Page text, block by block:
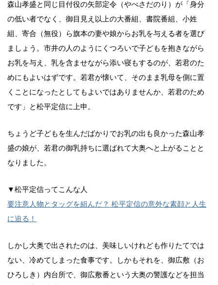
森山孝盛と同じ目付役の矢部定令（やべさだのり）が「身分
の低い者でなく、御目見え以上の大番組、書院番組、小姓
組、寄合（無役）ら旗本の妻や娘からお乳を与える者を選び
ましょう。市井の人のようにくつろいで子どもを抱きながら
お乳を与え、乳を含ませながら添い寝もするのが、若君のた
めにもよいはずです。若君が懐いて、そのまま乳母を側に置
くことになったとしてもよいではありませんか、若君のため
です」と松平定信に上申。
ちょうど子どもを生んだばかりでお乳の出も良かった森山孝
盛の娘が、若君の御乳持ちに選ばれて大奥へと上がることと
なりました。
▼松平定信ってこんな人
要注意人物とタッグを組んだ？ 松平定信の意外な素顔と人生
に迫る！
しかし大奥で出されたのは、美味しいけれども作りたてでは
ない、冷めてしまった食事です。しかもそれを、御広敷（お
ひろしき）内台所で、御広敷番という大奥の警護などを担当